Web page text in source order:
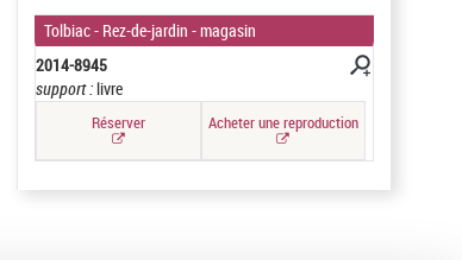
Tolbiac - Rez-de-jardin - magasin
2014-8945
support :livre
Réserver Acheter une reproduction